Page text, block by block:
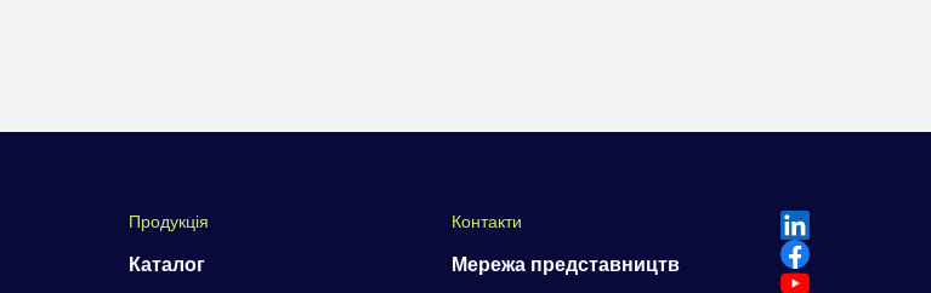
Продукція
Каталог
Контакти
Мережа представництв